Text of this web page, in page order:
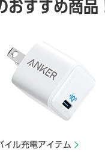
おすすめ商品
イル充電アイテム